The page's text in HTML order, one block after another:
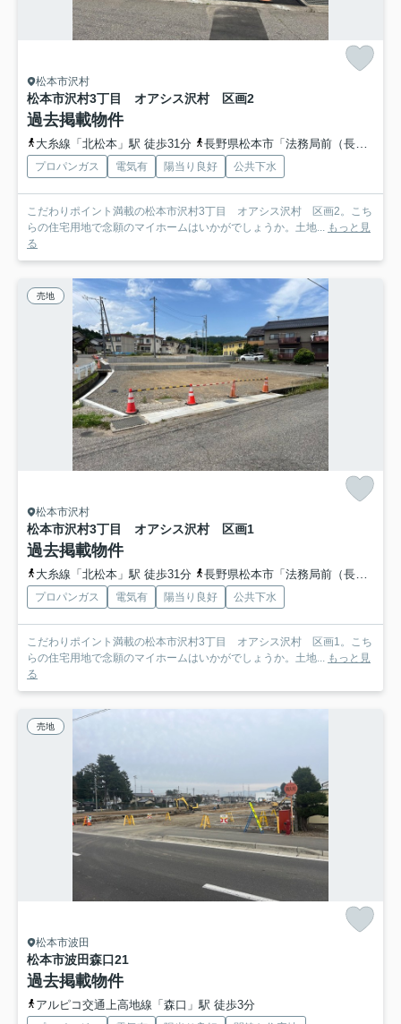
松本市沢村
松本市沢村3丁目 オアシス沢村 区画2
過去掲載物件
大糸線「北松本」駅 徒歩31分 長野県松本市「法務局前（長野県）」バス停下車 徒歩2分
プロパンガス 電気有 陽当り良好 公共下水
こだわりポイント満載の松本市沢村3丁目 オアシス沢村 区画2。こち
らの住宅用地で念願のマイホームはいかがでしょうか。土地... もっと見
る
売地
松本市沢村
松本市沢村3丁目 オアシス沢村 区画1
過去掲載物件
大糸線「北松本」駅 徒歩31分 長野県松本市「法務局前（長野県）」バス停下車 徒歩2分
プロパンガス 電気有 陽当り良好 公共下水
こだわりポイント満載の松本市沢村3丁目 オアシス沢村 区画1。こち
らの住宅用地で念願のマイホームはいかがでしょうか。土地... もっと見
る
売地
松本市波田
松本市波田森口21
過去掲載物件
アルピコ交通上高地線「森口」駅 徒歩3分